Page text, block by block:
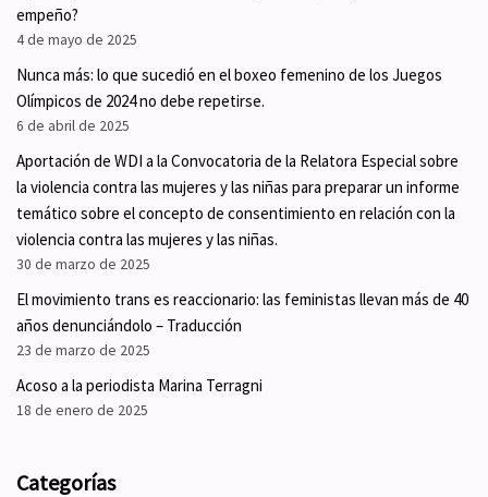
empeño?
4 de mayo de 2025
Nunca más: lo que sucedió en el boxeo femenino de los Juegos
Olímpicos de 2024 no debe repetirse.
6 de abril de 2025
Aportación de WDI a la Convocatoria de la Relatora Especial sobre
la violencia contra las mujeres y las niñas para preparar un informe
temático sobre el concepto de consentimiento en relación con la
violencia contra las mujeres y las niñas.
30 de marzo de 2025
El movimiento trans es reaccionario: las feministas llevan más de 40
años denunciándolo – Traducción
23 de marzo de 2025
Acoso a la periodista Marina Terragni
18 de enero de 2025
Categorías